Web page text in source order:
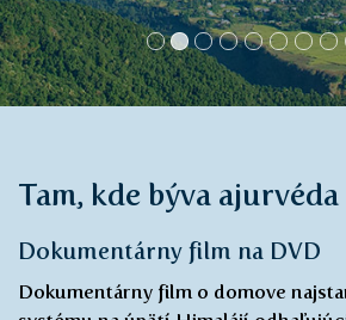
Tam, kde býva ajurvéda
Dokumentárny film o domove
systému na úpätí Himalájí
vnútorného poznania dávnych
Dokument vás zanesie od impozantných